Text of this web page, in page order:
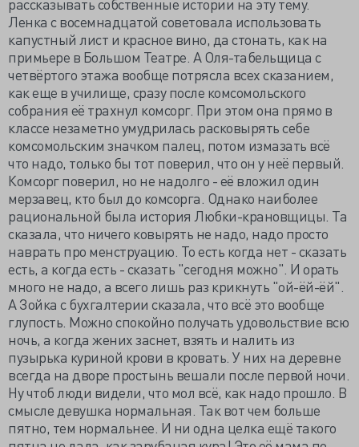
Ленка с восемнадцатой советовала использовать
капустный лист и красное вино, да стонать, как на
примьере в Большом Театре. А Оля-табельщица с
четвёртого этажа вообще потрясла всех сказанием,
как еще в училище, сразу после комсомольского
собрания её трахнул комсорг. При этом она прямо в
классе незаметно умудрилась расковырять себе
комсомольским значком палец, потом измазать всё
что надо, только бы тот поверил, что он у неё первый.
Комсорг поверил, но не надолго - её вложил один
мерзавец, кто был до комсорга. Однако наиболее
рациональной была история Любки-крановщицы. Та
сказала, что ничего ковырять не надо, надо просто
наврать про менструацию. То есть когда нет - сказать
есть, а когда есть - сказать "сегодня можно". И орать
много не надо, а всего лишь раз крикнуть "ой-ёй-ёй".
А Зойка с бухгалтерии сказала, что всё это вообще
глупость. Можно спокойно получать удовольствие всю
ночь, а когда жених заснет, взять и налить из
пузырька куриной крови в кровать. У них на деревне
всегда на дворе простынь вешали после первой ночи.
Ну чтоб люди видели, что мол всё, как надо прошло. В
смысле девушка нормальная. Так вот чем больше
пятно, тем нормальнее. И ни одна целка ещё такого